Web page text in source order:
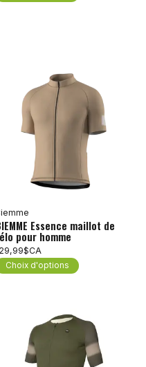
Essence maillot de
pour homme
Choix d'options